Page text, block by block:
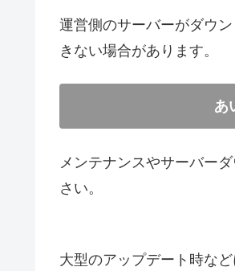
運営側のサーバーがダウ
きない場合があります。
あ
メンテナンスやサーバー
さい。
大型のアップデート時な